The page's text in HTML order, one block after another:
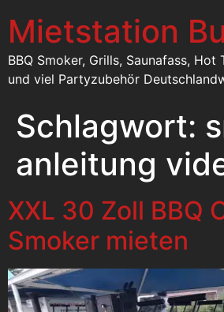
Mietstation
BBQ Smoker, Grills, Saunafass, Hot
und viel Partyzubehör
Schlagwort:
anleitung
XXL 30 Zoll BBQ
Smoker mieten